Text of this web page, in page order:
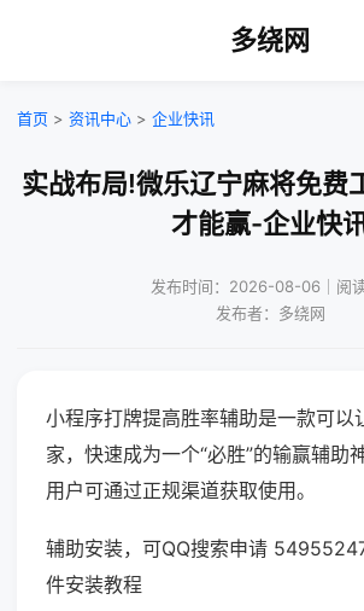
多绕网
首页 > 资讯中心 > 企业快讯
实战布局!微乐辽宁麻将免费
才能赢-企业快
发布时间：2026-08-06｜阅
发布者：多绕网
小程序打牌提高胜率辅助是一款可以
家，快速成为一个“必胜”的输赢辅助
用户可通过正规渠道获取使用。
辅助安装，可QQ搜索申请
件安装教程